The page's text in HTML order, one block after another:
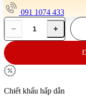
091 1074 433
Gạch
lát
sân
80x80
VN-
MQ8811
lượng
− +
Chiết khấu hấp dẫn